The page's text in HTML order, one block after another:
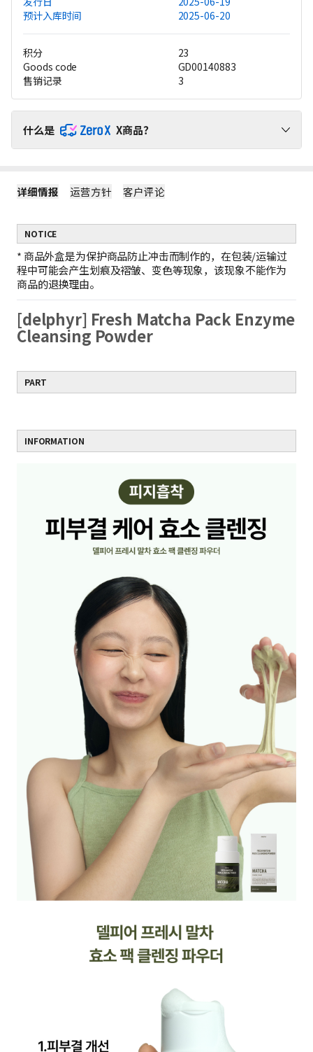
预计入库时间
2025-06-20
积分
23
Goods code
GD00140883
售销记录
3
什么是 X商品？
1 ZeroX商品不产生运费
（ZeroX商品免邮。）
2 只购买ZeroX商品时，产生最低运费
如果只购买ZeroX商品，运费按最轻商品的重量计算。
示例：1件ZeroX商品的运费 = 10件ZeroX商品的运费
3 购满399元ZeroX商品，免邮！
如果订单中仅包含价值399元及以上的ZeroX商品，则全单免邮！
详细情报 运营方针 客户评论
NOTICE
* 商品外盒是为保护商品防止冲击而制作的，在包装/运输过
程中可能会产生划痕及褶皱、变色等现象，该现象不能作为
商品的退换理由。
[delphyr] Fresh Matcha Pack Enzyme
Cleansing Powder
PART
INFORMATION